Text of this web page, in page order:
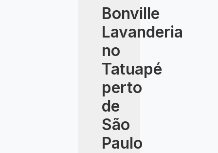
Bonville
Lavanderia
no
Tatuapé
perto
de
São
Paulo